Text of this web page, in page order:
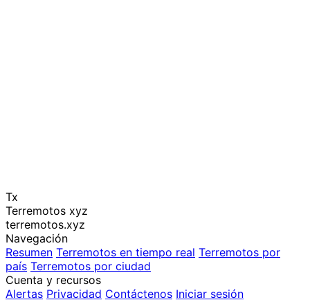
Tx
Terremotos xyz
terremotos.xyz
Navegación
Resumen Terremotos en tiempo real Terremotos por
país Terremotos por ciudad
Cuenta y recursos
Alertas Privacidad Contáctenos Iniciar sesión